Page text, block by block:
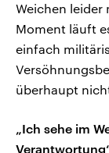
Weichen
Moment läuft
einfach
überhaupt
„Ich sehe im